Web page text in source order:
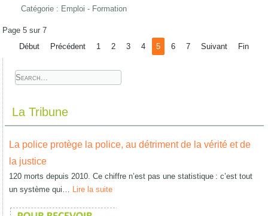
Catégorie : Emploi - Formation
Page 5 sur 7
Début
Précédent 1 2 3 4 5 6 7 Suivant Fin
La Tribune
La police protège la police, au détriment de la vérité et de
la justice
120 morts depuis 2010. Ce chiffre n’est pas une statistique : c’est tout
un système qui… Lire la suite